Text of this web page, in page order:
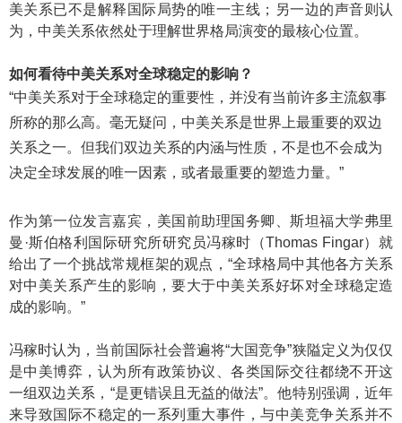
美关系已不是解释国际局势的唯一主线；另一边的声音则认
为，中美关系依然处于理解世界格局演变的最核心位置。
如何看待中美关系对全球稳定的影响？
“中美关系对于全球稳定的重要性，并没有当前许多主流叙事
所称的那么高。毫无疑问，中美关系是世界上最重要的双边
关系之一。但我们双边关系的内涵与性质，不是也不会成为
决定全球发展的唯一因素，或者最重要的塑造力量。”
作为第一位发言嘉宾，美国前助理国务卿、斯坦福大学弗里
曼·斯伯格利国际研究所研究员冯稼时（Thomas Fingar）就
给出了一个挑战常规框架的观点，“全球格局中其他各方关系
对中美关系产生的影响，要大于中美关系好坏对全球稳定造
成的影响。”
冯稼时认为，当前国际社会普遍将“大国竞争”狭隘定义为仅仅
是中美博弈，认为所有政策协议、各类国际交往都绕不开这
一组双边关系，“是更错误且无益的做法”。他特别强调，近年
来导致国际不稳定的一系列重大事件，与中美竞争关系并不